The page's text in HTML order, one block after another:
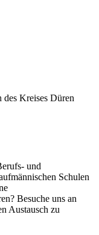
Kreises Düren
und
Schulen
Besuche uns an
Austausch zu